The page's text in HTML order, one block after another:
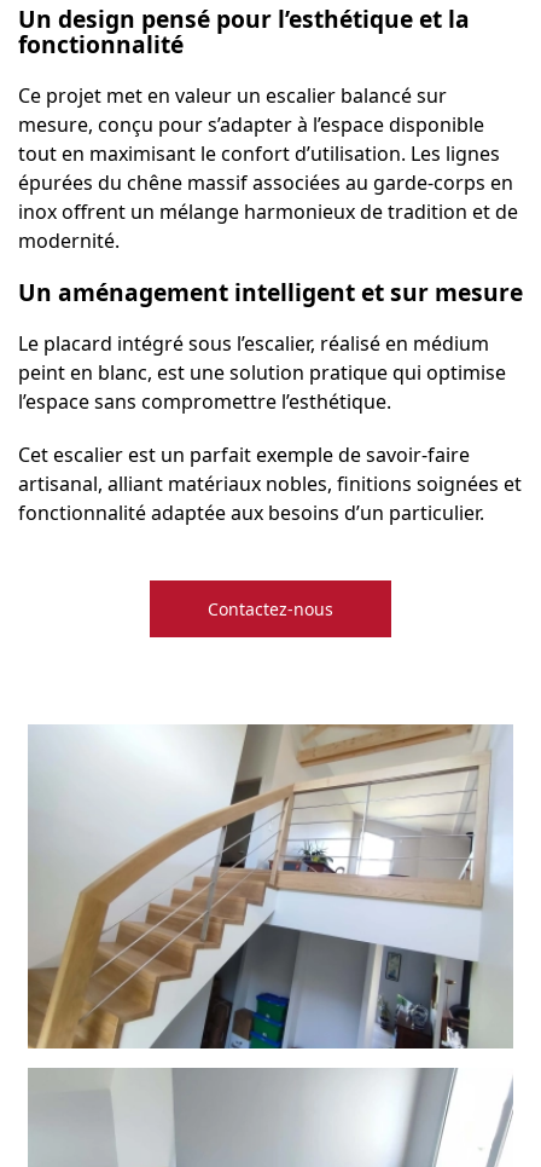
Un design pensé pour l’esthétique et la
fonctionnalité
Ce projet met en valeur un escalier balancé sur
mesure, conçu pour s’adapter à l’espace disponible
tout en maximisant leconfortd’utilisation. Les lignes
épurées du chêne massifassociées au garde-corps en
inox offrent un mélange harmonieux de tradition et de
modernité.
Un aménagement intelligent et sur mesure
Le placard intégré sous l’escalier, réalisé en médium
peint en blanc, est une solution pratique qui optimise
l’espace sans compromettre l’esthétique.
Cet escalier est un parfait exemple desavoir-faire
artisanal, alliant matériaux nobles, finitions soignées et
fonctionnalité adaptée aux besoins d’un particulier.
Contactez-nous